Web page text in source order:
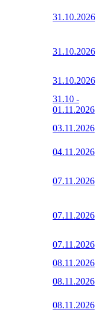
31.10.2026
31.10.2026
31.10.2026
31.10 -
01.11.2026
03.11.2026
04.11.2026
07.11.2026
07.11.2026
07.11.2026
08.11.2026
08.11.2026
08.11.2026